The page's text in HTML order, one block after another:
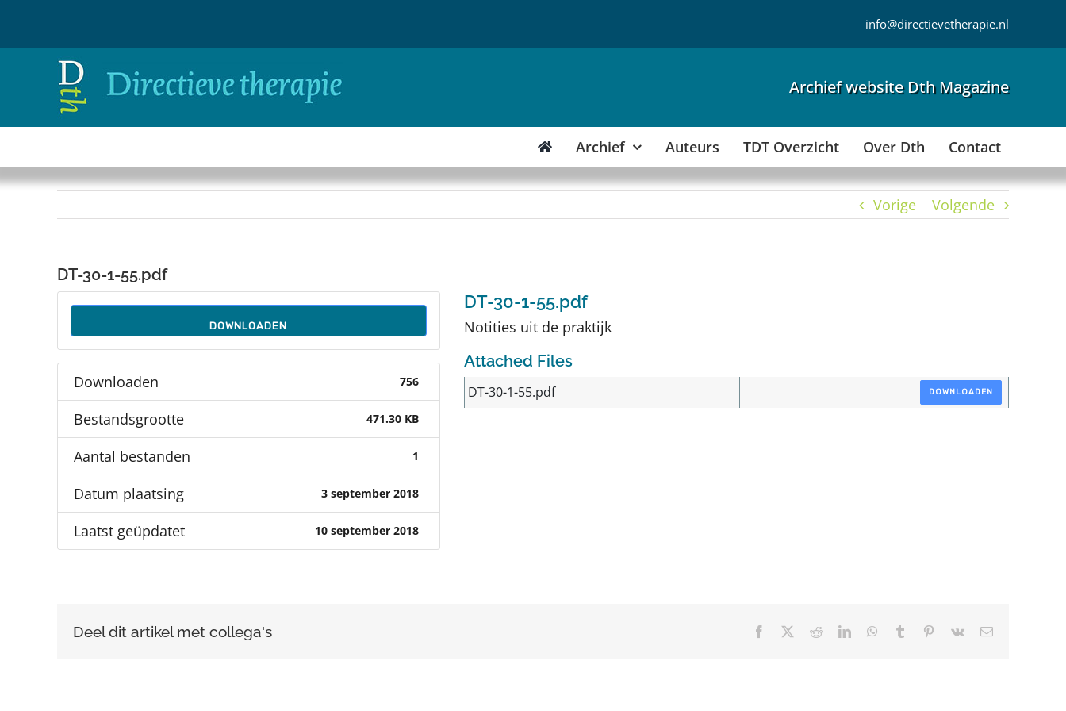
inhoud
info@directievetherapie.nl
Archief website Dth Magazine
Archief Auteurs TDT Overzicht Over Dth Contact
Vorige Volgende
DT-30-1-55.pdf
DOWNLOADEN
Downloaden 756
Bestandsgrootte 471.30 KB
Aantal bestanden 1
Datum plaatsing 3 september 2018
Laatst geüpdatet 10 september 2018
DT-30-1-55.pdf
Notities uit de praktijk
Attached Files
DT-30-1-55.pdf DOWNLOADEN
Deel dit artikel met collega's Facebook RedditLinkedInWhatsApp
Tumblr Pinterest
Vk
E-